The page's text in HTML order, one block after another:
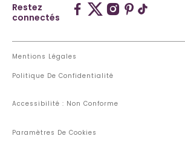
Restez
connectés
Mentions Légales
Politique De Confidentialité
Accessibilité : Non Conforme
Paramètres De Cookies